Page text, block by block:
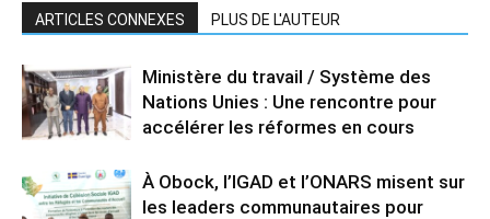
ARTICLES CONNEXES PLUS DE L'AUTEUR
Ministère du travail / Système des
Nations Unies : Une rencontre pour
accélérer les réformes en cours
À Obock, l’IGAD et l’ONARS misent sur
les leaders communautaires pour